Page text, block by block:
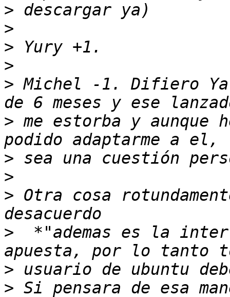
>
>
>
>
> Michel -1. Difiero Ya
> me estorba y aunque
>
>
> Otra cosa
> *"ademas es la
>
> Si pensara de esa